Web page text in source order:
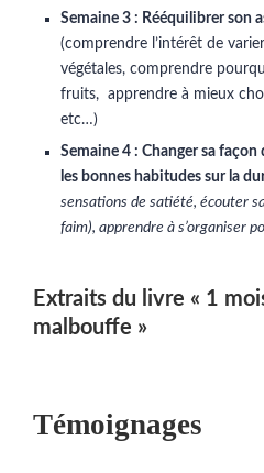
Semaine 3 : Rééquilibrer son
(comprendre l’intérêt de
végétales, comprendre
fruits, apprendre à mieux
etc…)
Semaine 4 : Changer sa
les bonnes habitudes sur la
sensations de satiété, écouter
faim), apprendre à s’organiser
Extraits du livre « 1
malbouffe »
Témoignages